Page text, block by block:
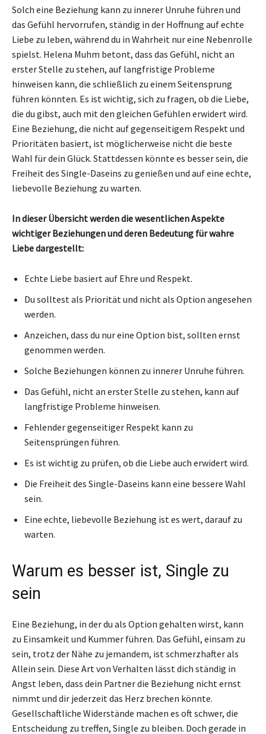
Solch eine Beziehung kann zu innerer Unruhe führen und
das Gefühl hervorrufen, ständig in der Hoffnung auf echte
Liebe zu leben, während du in Wahrheit nur eine Nebenrolle
spielst. Helena Muhm betont, dass das Gefühl, nicht an
erster Stelle zu stehen, auf langfristige Probleme
hinweisen kann, die schließlich zu einem Seitensprung
führen könnten. Es ist wichtig, sich zu fragen, ob die Liebe,
die du gibst, auch mit den gleichen Gefühlen erwidert wird.
Eine Beziehung, die nicht auf gegenseitigem Respekt und
Prioritäten basiert, ist möglicherweise nicht die beste
Wahl für dein Glück. Stattdessen könnte es besser sein, die
Freiheit des Single-Daseins zu genießen und auf eine echte,
liebevolle Beziehung zu warten.
In dieser Übersicht werden die wesentlichen Aspekte
wichtiger Beziehungen und deren Bedeutung für wahre
Liebe dargestellt:
Echte Liebe basiert auf Ehre und Respekt.
Du solltest als Priorität und nicht als Option angesehen
werden.
Anzeichen, dass du nur eine Option bist, sollten ernst
genommen werden.
Solche Beziehungen können zu innerer Unruhe führen.
Das Gefühl, nicht an erster Stelle zu stehen, kann auf
langfristige Probleme hinweisen.
Fehlender gegenseitiger Respekt kann zu
Seitensprüngen führen.
Es ist wichtig zu prüfen, ob die Liebe auch erwidert wird.
Die Freiheit des Single-Daseins kann eine bessere Wahl
sein.
Eine echte, liebevolle Beziehung ist es wert, darauf zu
warten.
Warum es besser ist, Single zu
sein
Eine Beziehung, in der du als Option gehalten wirst, kann
zu Einsamkeit und Kummer führen. Das Gefühl, einsam zu
sein, trotz der Nähe zu jemandem, ist schmerzhafter als
Allein sein. Diese Art von Verhalten lässt dich ständig in
Angst leben, dass dein Partner die Beziehung nicht ernst
nimmt und dir jederzeit das Herz brechen könnte.
Gesellschaftliche Widerstände machen es oft schwer, die
Entscheidung zu treffen, Single zu bleiben. Doch gerade in